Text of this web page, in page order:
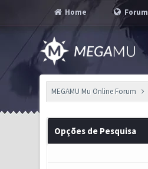
Home Forum
MEGAMU Mu Online Forum
Opções de Pesquisa